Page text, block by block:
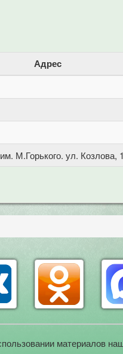
Адрес
М.Горького. ул. Козлова,
материалов